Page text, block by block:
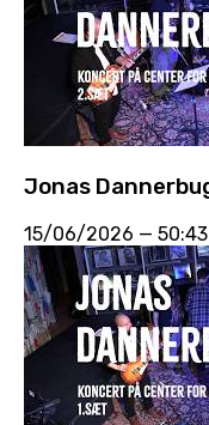
Jonas
15/06/2026 — 50:43